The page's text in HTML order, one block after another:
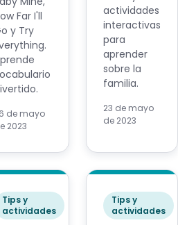
Far I'll
y Try
de mayo
2023
actividades
interactivas
para
aprender
sobre la
familia.
23 de mayo
de 2023
Tips y
actividades
Tips y
actividades